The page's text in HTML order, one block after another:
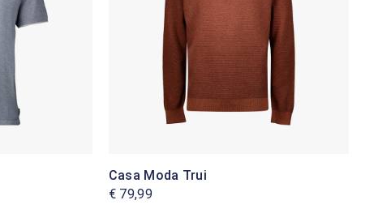
Casa Moda Trui
€ 79,99